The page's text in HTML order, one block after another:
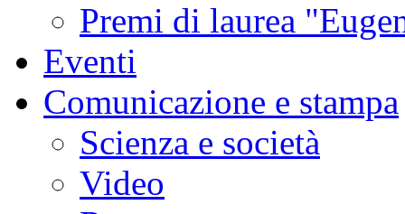
Premi di laurea
Eventi
Comunicazione e stampa
Scienza e società
Video